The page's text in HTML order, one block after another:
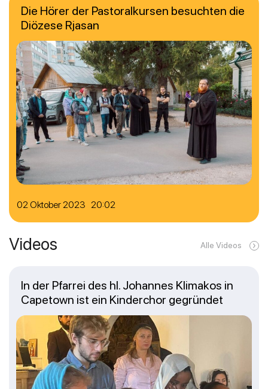
02 Oktober 2023 20:02
Die Hörer der Pastoralkursen besuchten die
Diözese Rjasan
Videos Alle Videos
In der Pfarrei des hl. Johannes Klimakos in
Capetown ist ein Kinderchor gegründet